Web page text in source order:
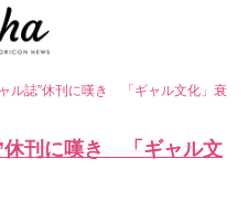
ル誌”休刊に嘆き 「ギャル文化」衰
休刊に嘆き 「ギャル文